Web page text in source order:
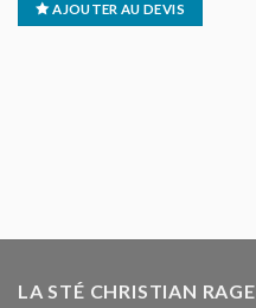
AJOUTER AU DEVIS
LA STÉ CHRISTIAN RAGE